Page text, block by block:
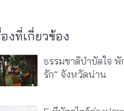
องที่เกี่ยวข้อง
ธรรมชาติบำบัดใจ
รัก” จังหวัดน่าน